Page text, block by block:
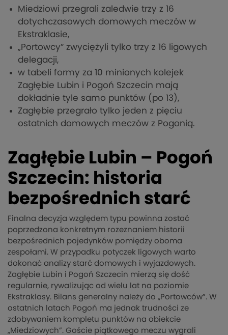
Miedziowi przegrali zaledwie trzy z 16
dotychczasowych domowych meczów w
Ekstraklasie,
„Portowcy” zwyciężyli tylko trzy z 16 ligowych
delegacji,
w tabeli formy za 10 minionych kolejek
Zagłębie Lubin i Pogoń Szczecin mają
dokładnie tyle samo punktów (po 13),
Zagłębie przegrało tylko jeden z pięciu
ostatnich domowych meczów z Pogonią.
Zagłębie Lubin – Pogoń
Szczecin: historia
bezpośrednich starć
Finalna decyzja względem typu powinna zostać
poprzedzona konkretnym rozeznaniem historii
bezpośrednich pojedynków pomiędzy oboma
zespołami. W przypadku potyczek ligowych warto
dokonać analizy starć domowych i wyjazdowych.
Zagłębie Lubin i Pogoń Szczecin mierzą się dość
regularnie, rywalizując od wielu lat na poziomie
Ekstraklasy. Bilans generalny należy do „Portowców”. W
ostatnich latach Pogoń ma jednak trudności ze
zdobywaniem kompletu punktów na obiekcie
„Miedziowych”. Goście piątkowego meczu wygrali